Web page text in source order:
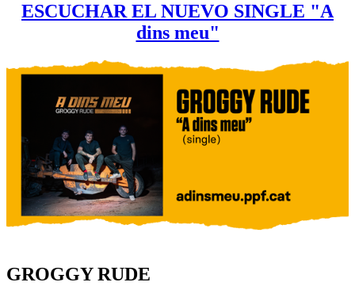
ESCUCHAR EL NUEVO SINGLE "A
dins meu"
GROGGY RUDE